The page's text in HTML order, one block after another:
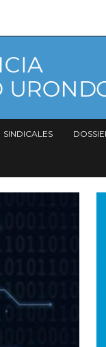
SINDICALES